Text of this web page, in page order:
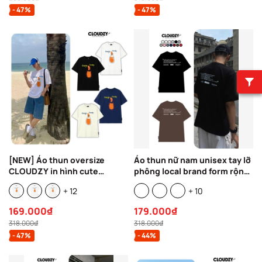
- 47%
- 47%
[NEW] Áo thun oversize
CLOUDZY in hình cute
Cloudzy 100% cotton dày dặn
áo phông form rộng nam nữ
+ 12
169.000₫
318.000₫
- 47%
Áo thun nữ nam unisex tay lỡ
phông local brand form rộng
teen cổ tròn oversize
CLOUDZY BE LOVED
+ 10
179.000₫
318.000₫
- 44%